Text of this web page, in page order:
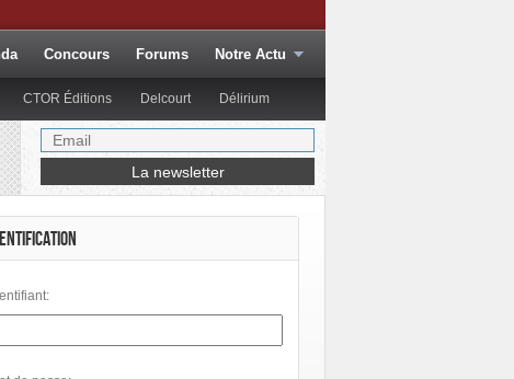
Concours Forums Notre Actu
CTOR Éditions Delcourt Délirium
Glénat Comics
Petit à Petit Phileas Philéas
Rue de Sèvres